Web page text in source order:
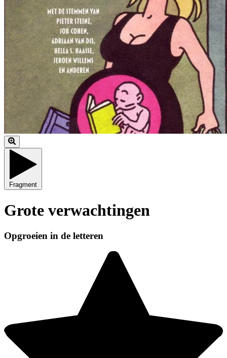
Fragment
Grote verwachtingen
Opgroeien in de letteren